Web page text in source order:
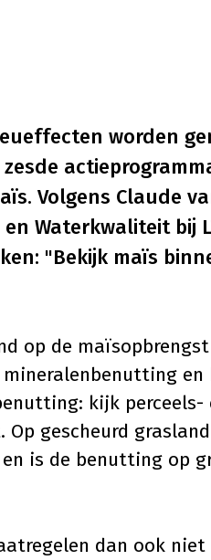
worden
Volgens Claude
Waterkwaliteit bij
"Bekijk maïs
op de
en
kijk perceels-
gescheurd
is de benutting op
dan ook